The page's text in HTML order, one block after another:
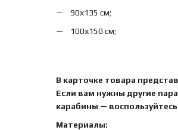
90х135 см;
100х150 см;
В карточке товара
Если вам нужны другие
карабины —
Материалы: